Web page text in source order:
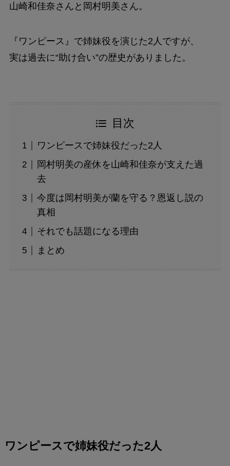
山崎和佳奈さんと岡村明美さん。
『ワンピース』で姉妹役を演じた2人ですが、
実は過去に“助け合い”の歴史がありました。
目次
ワンピースで姉妹役だった2人
岡村明美の産休を山崎和佳奈が支えた過
去
今度は岡村明美が蘭を守る？恩返し説の
真相
それでも話題になる理由
まとめ
ワンピースで姉妹役だった2人